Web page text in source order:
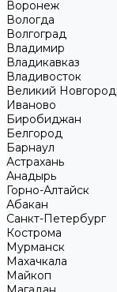
Воронеж
Вологда
Волгоград
Владимир
Владикавказ
Владивосток
Великий Новгород
Иваново
Биробиджан
Белгород
Барнаул
Астрахань
Анадырь
Горно-Алтайск
Абакан
Санкт-Петербург
Кострома
Мурманск
Махачкала
Майкоп